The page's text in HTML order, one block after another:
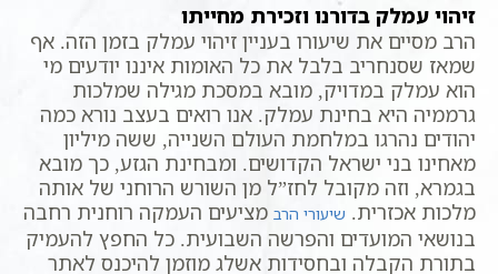
זיהוי עמלק בדורנו וזכירת מחייתו
הרב מסיים את שיעורו בעניין זיהוי עמלק בזמן הזה. אף
שמאז שסנחריב בלבל את כל האומות איננו יודעים מי
הוא עמלק במדויק, מובא במסכת מגילה שמלכות
גרממיה היא בחינת עמלק. אנו רואים בעצב נורא כמה
יהודים נהרגו במלחמת העולם השנייה, ששה מיליון
מאחינו בני ישראל הקדושים. ומבחינת הגזע, כך מובא
בגמרא, וזה מקובל לחז”ל מן השורש הרוחני של אותה
מלכות אכזרית. שיעורי הרב מציעים העמקה רוחנית רחבה
בנושאי המועדים והפרשה השבועית. כל החפץ להעמיק
בתורת הקבלה ובחסידות אשלג מוזמן להיכנס לאתר